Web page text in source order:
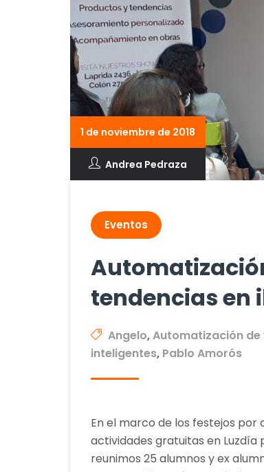
1 de noviembre de 2018
Andrea Pedraza
Eventos
tendencias en
Angelo,Automatización de
inteligentes, Pablo Amorós
En el marco de los festejos por
actividades gratuitas en Luzdía
reunimos 25 alumnos y ex